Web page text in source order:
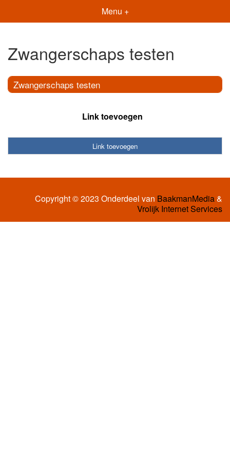
Menu +
Zwangerschaps testen
Zwangerschaps testen
Link toevoegen
Link toevoegen
Copyright © 2023 Onderdeel van BaakmanMedia&
Vrolijk Internet Services